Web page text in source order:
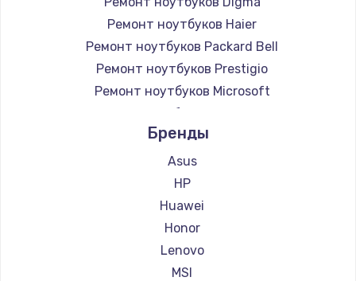
Ремонт ноутбуков Haier
Ремонт ноутбуков Packard Bell
Ремонт ноутбуков Prestigio
Ремонт ноутбуков Microsoft
Ремонт ноутбуков Alienware
Ремонт ноутбуков Aquarius
Ремонт ноутбуков Gigabyte
Ремонт ноутбуков Aorus
Ремонт ноутбуков Maibenben
Ремонт ноутбуков Getac
Ремонт ноутбуков Epson
Ремонт ноутбуков Philips
Бренды
Asus
HP
Huawei
Honor
Lenovo
MSI